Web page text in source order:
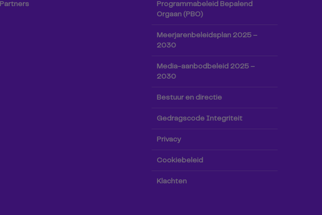
Partners
Programmabeleid Bepalend
Orgaan (PBO)
Meerjarenbeleidsplan 2025 –
2030
Media-aanbodbeleid 2025 –
2030
Bestuur en directie
Gedragscode Integriteit
Privacy
Cookiebeleid
Klachten